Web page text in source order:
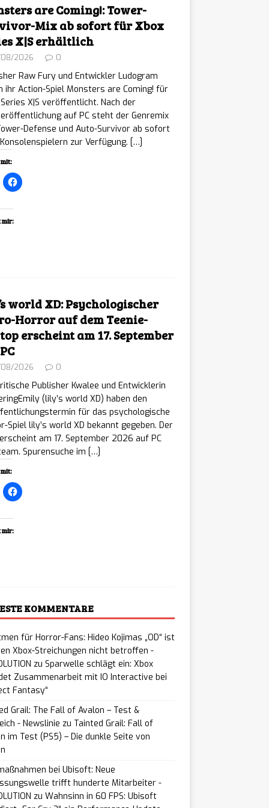
are Coming!: Tower-
Mix ab sofort für Xbox
X|S erhältlich
2026 0
Raw Fury und Entwickler Ludogram
ihr Action-Spiel Monsters are Coming! für
X|S veröffentlicht. Nach der
auf PC steht der Genremix
Defense und Auto-Survivor ab sofort
zur Verfügung. […]
mir:
world XD: Psychologischer
Horror auf dem Teenie-
erscheint am 17. September
2026 0
Publisher Kwalee und Entwicklerin
(lily’s world XD) haben den
für das psychologische
Spiel lily’s world XD bekannt gegeben. Der
am 17. September 2026 auf PC
Spurensuche im […]
mir:
KOMMENTARE
für Horror-Fans: Hideo Kojimas „OD“ ist
Xbox-Streichungen nicht betroffen -
zu Sparwelle schlägt ein: Xbox
Zusammenarbeit mit IO Interactive bei
Fantasy“
Grail: The Fall of Avalon – Test &
- Newslinie zu Tainted Grail: Fall of
im Test (PS5) – Die dunkle Seite von
bei Ubisoft: Neue
trifft hunderte Mitarbeiter -
zu Wahnsinn in 60 FPS: Ubisoft